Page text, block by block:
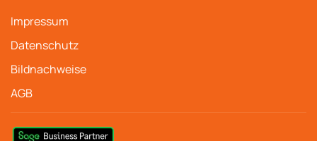
Impressum
Datenschutz
Bildnachweise
AGB